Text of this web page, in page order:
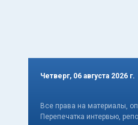
Четверг, 06 августа 2026 г.
Все права на материалы,
Перепечатка интервью,